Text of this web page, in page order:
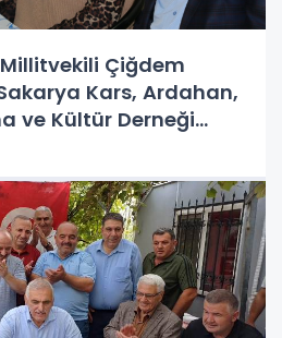
Çiğdem
Kars, Ardahan,
ve Kültür Derneği